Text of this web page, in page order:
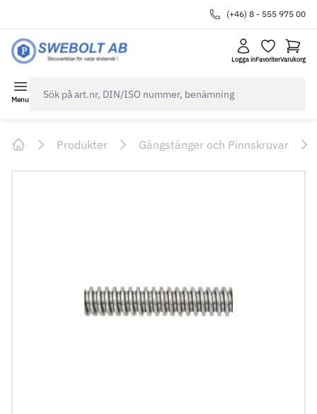
(+46) 8 - 555 975 00
Logga inFavoriterVarukorg
Menu
Produkter Gängstänger och Pinnskruvar